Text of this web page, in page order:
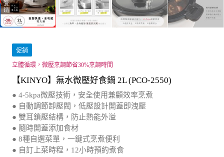
促銷
立體循環，微壓烹調節省30%烹調時間
【KINYO】無水微壓好食鍋 2L (PCO-2550)
● 4-5kpa微壓技術，安全使用兼顧效率烹煮
● 自動調節卸壓閥，低壓設計開蓋即洩壓
● 雙耳鎖壓結構，防止熱能外溢
● 隨時開蓋添加食材
● 8種自選菜單，一鍵式烹煮便利
● 自訂上菜時程，12小時預約煮食